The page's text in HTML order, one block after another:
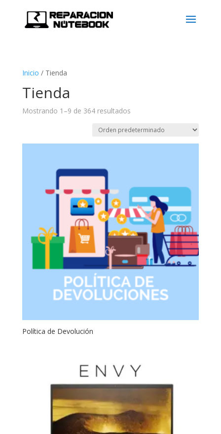
Inicio / Tienda
Tienda
Mostrando 1–9 de 364 resultados
Política de Devolución